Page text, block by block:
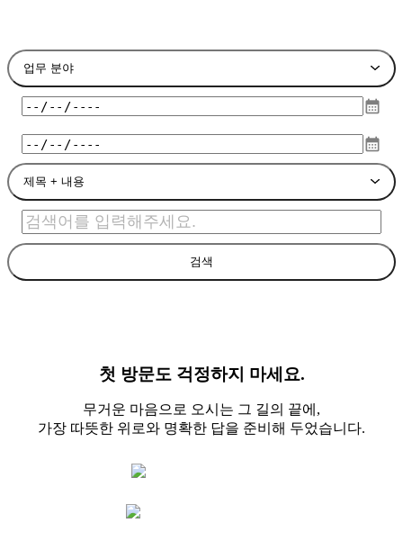
업무 분야
calendar_month
calendar_month
제목 + 내용
검색
첫 방문도 걱정하지 마세요.
무거운 마음으로 오시는 그 길의 끝에,
가장 따뜻한 위로와 명확한 답을 준비해 두었습니다.